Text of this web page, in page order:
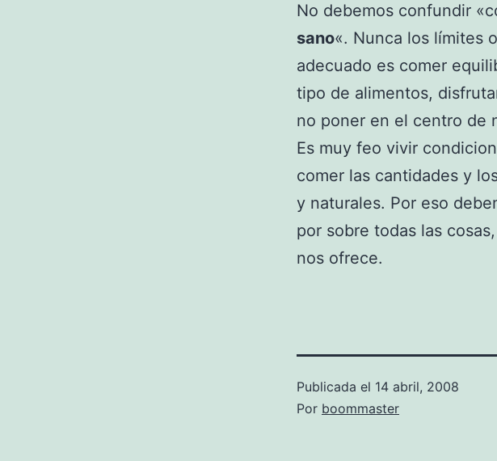
No debemos confundir
sano«. Nunca los límites
adecuado es comer
tipo de alimentos,
no poner en el centro de
Es muy feo vivir
comer las cantidades y
y naturales. Por eso
por sobre todas las
nos ofrece.
Publicada el 14 abril, 2008
Por boommaster